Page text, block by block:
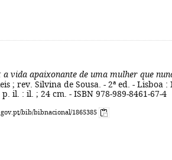
: a vida apaixonante de uma mulher que
; rev. Silvina de Sousa. - 2ª ed. - Lisboa :
il. : il. ; 24 cm. - ISBN 978-989-8461-67-4
bib/bibnacional/1865385